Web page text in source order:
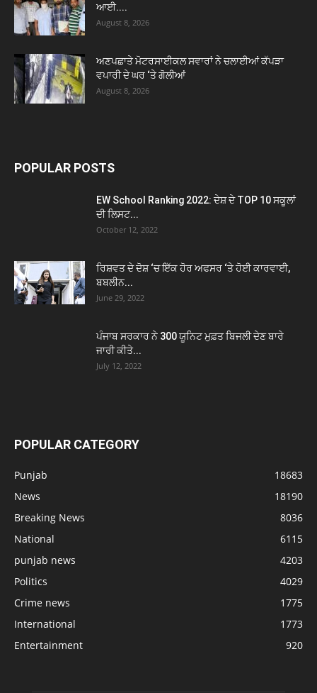
ਆਈ....
August 8, 2026
ਅਣਪਛਾਤੇ ਮੋਟਰਸਾਈਕਲ ਸਵਾਰਾਂ ਨੇ ਚਲਾਈਆਂ ਕੱਪੜਾ
ਵਪਾਰੀ ਦੇ ਘਰ ‘ਤੇ ਗੋਲੀਆਂ
August 8, 2026
POPULAR POSTS
EW School Ranking 2022: ਦੇਸ਼ ਦੇ TOP 10 ਸਕੂਲਾਂ
ਦੀ ਲਿਸਟ...
October 12, 2022
ਰਿਸ਼ਵਤ ਦੇ ਦੋਸ਼ ‘ਚ ਇੱਕ ਹੋਰ ਅਫਸਰ ‘ਤੇ ਹੋਈ ਕਾਰਵਾਈ,
ਬਬਲੀਨ...
June 29, 2022
ਪੰਜਾਬ ਸਰਕਾਰ ਨੇ 300 ਯੂਨਿਟ ਮੁਫ਼ਤ ਬਿਜਲੀ ਦੇਣ ਬਾਰੇ
ਜਾਰੀ ਕੀਤੇ...
July 12, 2022
POPULAR CATEGORY
Punjab
18683
News
18190
Breaking News
8036
National
6115
punjab news
4203
Politics
4029
Crime news
1775
International
1773
Entertainment
920